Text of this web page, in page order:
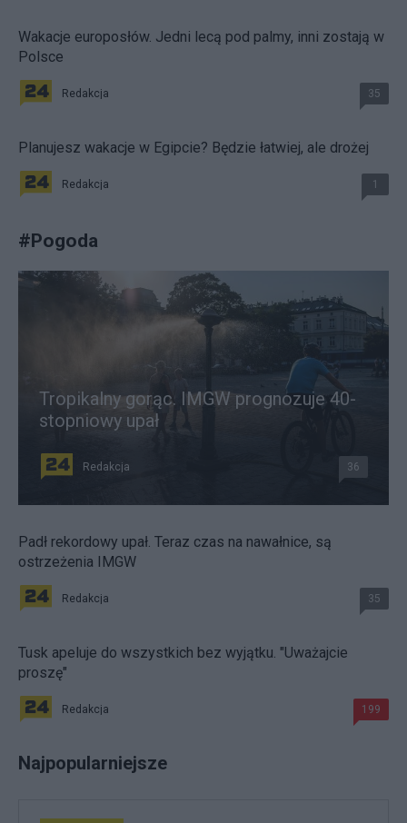
Wakacje europosłów. Jedni lecą pod palmy, inni zostają w
Polsce
Redakcja 35
Planujesz wakacje w Egipcie? Będzie łatwiej, ale drożej
Redakcja 1
#Pogoda
Tropikalny gorąc. IMGW prognozuje 40-
stopniowy upał
Redakcja 36
Padł rekordowy upał. Teraz czas na nawałnice, są
ostrzeżenia IMGW
Redakcja 35
Tusk apeluje do wszystkich bez wyjątku. "Uważajcie
proszę"
Redakcja 199
Najpopularniejsze